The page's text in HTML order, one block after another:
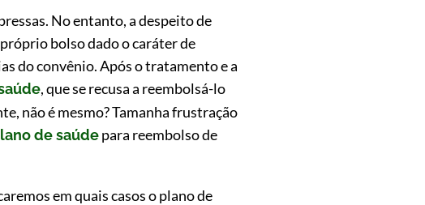
No entanto, a despeito de
bolso dado o caráter de
do convênio. Após o tratamento e a
, que se recusa a reembolsá-lo
não é mesmo? Tamanha frustração
de saúdepara reembolso de
em quais casos o plano de